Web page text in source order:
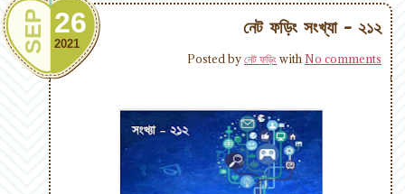
নেট ফড়িং সংখ্যা - ২১২
SEP 26
2021
Posted byনেট ফড়িং withNo comments